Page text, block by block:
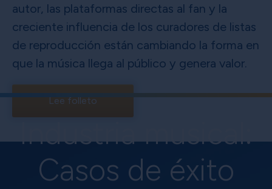
autor, las plataformas directas al fan y la
creciente influencia de los curadores de listas
de reproducción están cambiando la forma en
que la música llega al público y genera valor.
Lee folleto
Industria musical:
Casos de éxito